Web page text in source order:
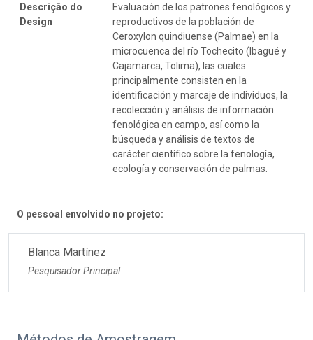
Descrição do
Design
Evaluación de los patrones fenológicos y
reproductivos de la población de
Ceroxylon quindiuense (Palmae) en la
microcuenca del río Tochecito (Ibagué y
Cajamarca, Tolima), las cuales
principalmente consisten en la
identificación y marcaje de individuos, la
recolección y análisis de información
fenológica en campo, así como la
búsqueda y análisis de textos de
carácter científico sobre la fenología,
ecología y conservación de palmas.
O pessoal envolvido no projeto:
Blanca Martínez
Pesquisador Principal